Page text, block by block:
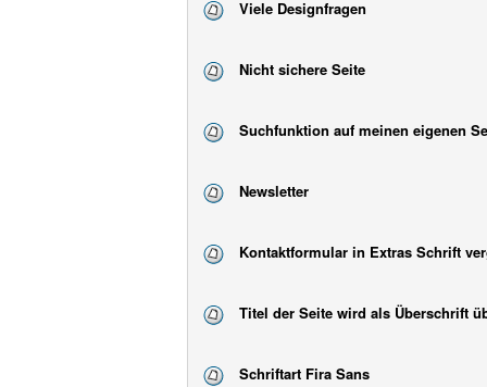
Viele Designfragen
Nicht sichere Seite
Suchfunktion auf meinen eigenen
Newsletter
Kontaktformular in Extras Schrift
Titel der Seite wird als Überschrift
Schriftart Fira Sans